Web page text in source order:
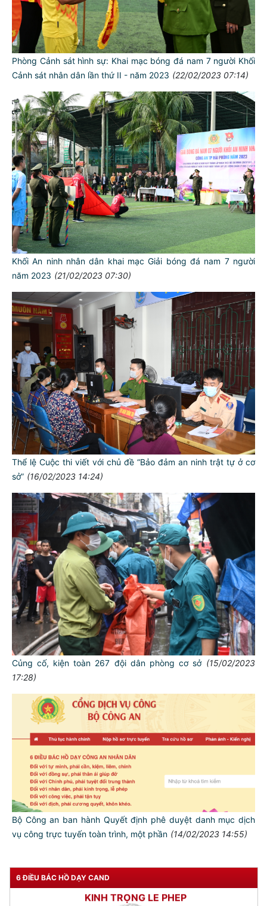
Phòng Cảnh sát hình sự: Khai mạc bóng đá nam 7 người Khối
Cảnh sát nhân dân lần thứ II - năm 2023 (22/02/2023 07:14)
Khối An ninh nhân dân khai mạc Giải bóng đá nam 7 người
năm 2023 (21/02/2023 07:30)
Thể lệ Cuộc thi viết với chủ đề “Bảo đảm an ninh trật tự ở cơ
sở” (16/02/2023 14:24)
Củng cố, kiện toàn 267 đội dân phòng cơ sở (15/02/2023
17:28)
Bộ Công an ban hành Quyết định phê duyệt danh mục dịch
vụ công trực tuyến toàn trình, một phần (14/02/2023 14:55)
6 ĐIỀU BÁC HỒ DẠY CAND
TƯ CÁCH
NGƯỜI CÔNG AN CÁCH MỆNH LÀ:
Đối với tự mình, phải
CẦN, KIỆM, LIÊM, CHÍNH
Đối với đồng sự, phải
THÂN ÁI GIÚP ĐỠ
Đối với chính phủ, phải
TUYỆT ĐỐI TRUNG THÀNH
Đối với công việc, phải
TẬN TỤY